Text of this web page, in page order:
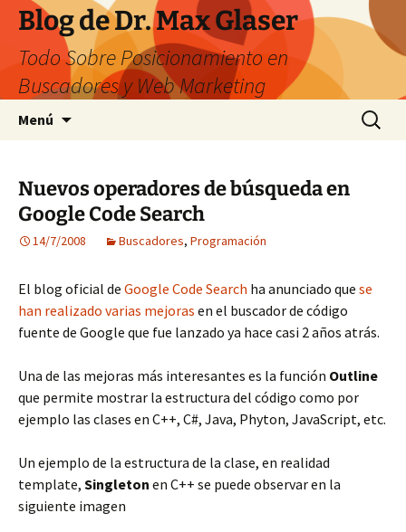
Saltar
contenido
Blog de Dr. Max Glaser
Todo Sobre Posicionamiento en
Buscadores y Web Marketing
Menú Buscar:
Nuevos operadores de búsqueda en
Google Code Search
14/7/2008 Buscadores, Programación
El blog oficial de Google Code Search ha anunciado que se
han realizado varias mejoras en el buscador de código
fuente de Google que fue lanzado ya hace casi 2 años atrás.
Una de las mejoras más interesantes es la función Outline
que permite mostrar la estructura del código como por
ejemplo las clases en C++, C#, Java, Phyton, JavaScript, etc.
Un ejemplo de la estructura de la clase, en realidad
template, Singleton en C++ se puede observar en la
siguiente imagen